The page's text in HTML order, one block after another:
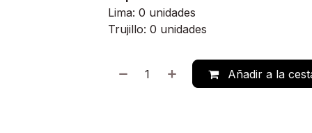
Lima: 0 unidades
Trujillo: 0 unidades
Añadir a la